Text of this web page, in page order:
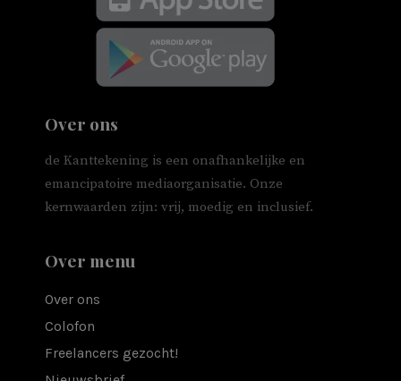
Over ons
de Kanttekening is een onafhankelijke en
emancipatoire mediaorganisatie. Onze
kernwaarden zijn: vrij, moedig en inclusief.
Over menu
Over ons
Colofon
Freelancers gezocht!